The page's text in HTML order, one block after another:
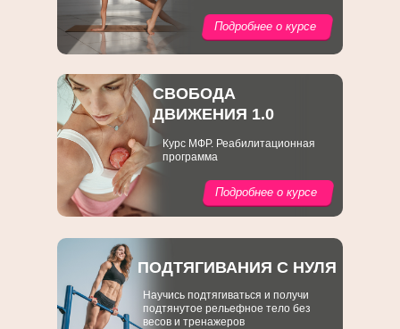
СВОБОДА
ДВИЖЕНИЯ 1.0
Курс МФР. Реабилитационная
программа
ПОДТЯГИВАНИЯ С НУЛЯ
Научись подтягиваться и получи
подтянутое рельефное тело без
весов и тренажеров
Подробнее о курсе
Подробнее о курсе